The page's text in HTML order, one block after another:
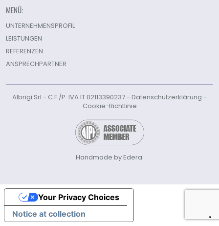
MENÜ:
UNTERNEHMENSPROFIL
LEISTUNGEN
REFERENZEN
ANSPRECHPARTNER
Albrigi Srl - C.F./P. IVA IT 02113390237 - Datenschutzerklärung -
Cookie-Richtlinie
Handmade by Edera.
Notice at collection
Your Privacy Choices